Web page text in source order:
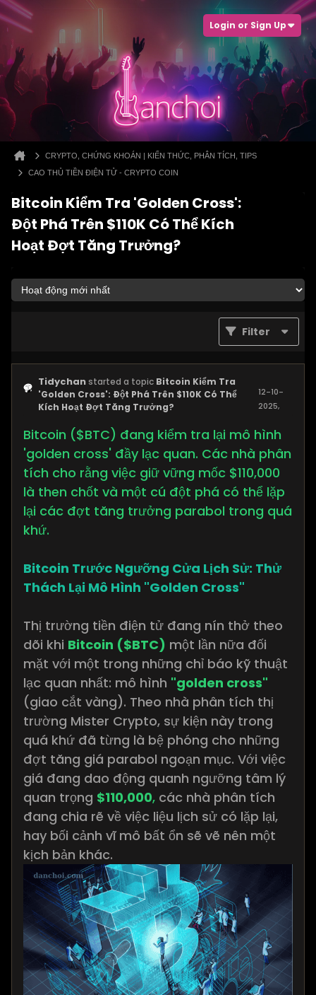
Login or Sign Up
CRYPTO, CHỨNG KHOÁN | KIẾN THỨC, PHÂN TÍCH, TIPS
CAO THỦ TIỀN ĐIỆN TỬ - CRYPTO COIN
Bitcoin Kiểm Tra 'Golden Cross':
Đột Phá Trên $110K Có Thể Kích
Hoạt Đợt Tăng Trưởng?
Filter
Tidychan started a topic Bitcoin Kiểm Tra
'Golden Cross': Đột Phá Trên $110K Có Thể
Kích Hoạt Đợt Tăng Trưởng?
12-10-
2025,
PM
Bitcoin ($BTC) đang kiểm tra lại mô hình
'golden cross' đầy lạc quan. Các nhà phân
tích cho rằng việc giữ vững mốc $110,000
là then chốt và một cú đột phá có thể lặp
lại các đợt tăng trưởng parabol trong quá
khứ.
Bitcoin Trước Ngưỡng Cửa Lịch Sử: Thử
Thách Lại Mô Hình "Golden Cross"
Thị trường tiền điện tử đang nín thở theo
dõi khi Bitcoin ($BTC) một lần nữa đối
mặt với một trong những chỉ báo kỹ thuật
lạc quan nhất: mô hình "golden cross"
(giao cắt vàng). Theo nhà phân tích thị
trường Mister Crypto, sự kiện này trong
quá khứ đã từng là bệ phóng cho những
đợt tăng giá parabol ngoạn mục. Với việc
giá đang dao động quanh ngưỡng tâm lý
quan trọng $110,000, các nhà phân tích
đang chia rẽ về việc liệu lịch sử có lặp lại,
hay bối cảnh vĩ mô bất ổn sẽ vẽ nên một
kịch bản khác.